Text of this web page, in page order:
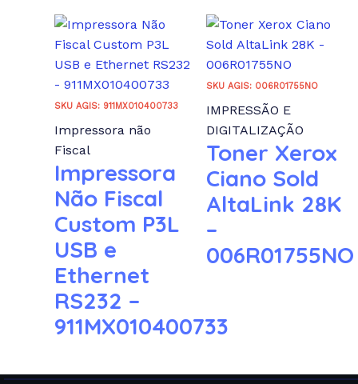
SKU AGIS: 911MX010400733
Impressora não
Fiscal
Impressora
Não Fiscal
Custom P3L
USB e
Ethernet
RS232 –
911MX010400733
SKU AGIS: 006R01755NO
IMPRESSÃO E
DIGITALIZAÇÃO
Toner Xerox
Ciano Sold
AltaLink 28K
–
006R01755NO